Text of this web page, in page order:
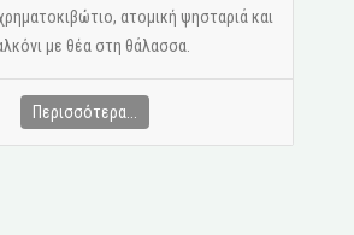
ατομική ψησταριά και
με θέα στη θάλασσα.
Περισσότερα...